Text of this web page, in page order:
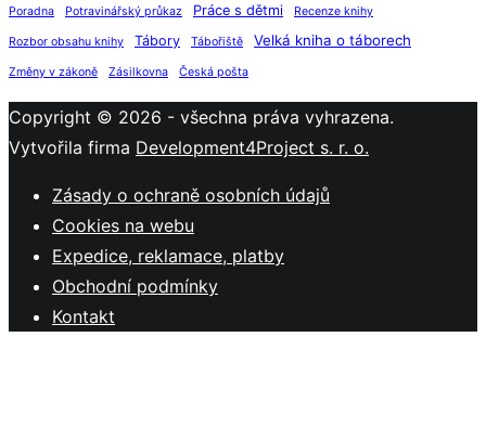
Poradna Potravinářský průkaz Práce s dětmi Recenze knihy
Rozbor obsahu knihy Tábory Tábořiště Velká kniha o táborech
Změny v zákoně Zásilkovna Česká pošta
Copyright © 2026 - všechna práva vyhrazena.
Vytvořila firma Development4Project s. r. o.
Zásady o ochraně osobních údajů
Cookies na webu
Expedice, reklamace, platby
Obchodní podmínky
Kontakt